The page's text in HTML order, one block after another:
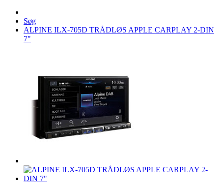
Søg
ALPINE ILX-705D TRÅDLØS APPLE CARPLAY 2-DIN
7"